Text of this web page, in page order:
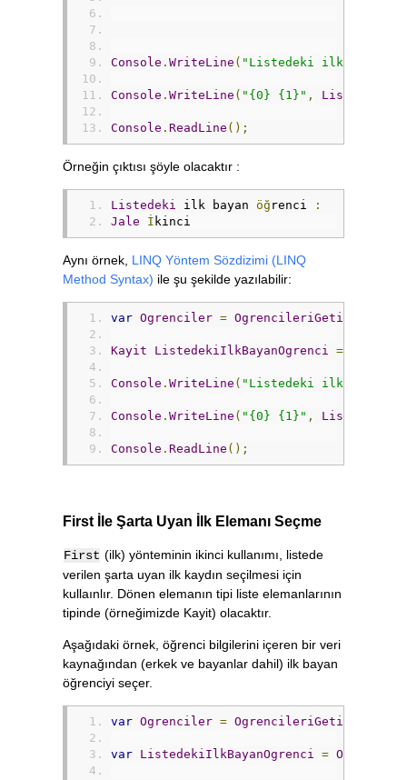
Console . WriteLine ( "Listedeki ilk bayan
Console . WriteLine ( "{0} {1}" ,
Console . ReadLine ();
Örneğin çıktısı şöyle olacaktır :
Listedeki ilk bayan öğ renci
:
Jale
İ kinci
Aynı örnek, LINQ Yöntem Sözdizimi (LINQ
Method Syntax) ile şu şekilde yazılabilir:
var Ogrenciler = OgrencileriGetir
Kayit ListedekiIlkBayanOgrenci =
Console . WriteLine ( "Listedeki ilk bayan
Console . WriteLine ( "{0} {1}" ,
Console . ReadLine ();
First İle Şarta Uyan İlk Elemanı Seçme
First (ilk) yönteminin ikinci kullanımı, listede
verilen şarta uyan ilk kaydın seçilmesi için
kullaınlır. Dönen elemanın tipi liste elemanlarının
tipinde (örneğimizde Kayit) olacaktır.
Aşağıdaki örnek, öğrenci bilgilerini içeren bir veri
kaynağından (erkek ve bayanlar dahil) ilk bayan
öğrenciyi seçer.
var Ogrenciler = OgrencileriGetir
var ListedekiIlkBayanOgrenci =